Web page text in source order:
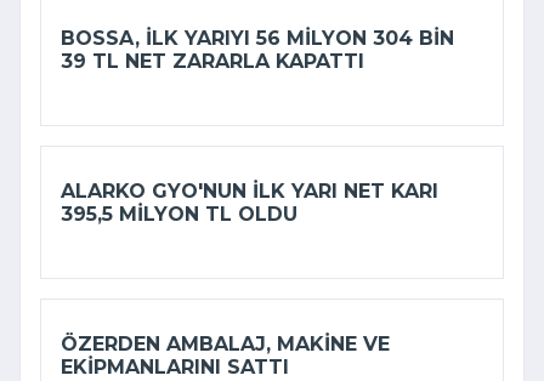
BOSSA, ILK YARIYI 56 MILYON 304 BIN
39 TL NET ZARARLA KAPATTI
ALARKO GYO'NUN ILK YARI NET KARI
395,5 MILYON TL OLDU
ÖZERDEN AMBALAJ, MAKINE VE
EKIPMANLARINI SATTI